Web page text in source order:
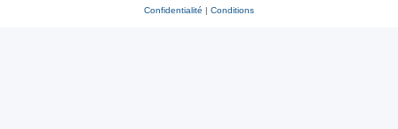
Confidentialité | Conditions